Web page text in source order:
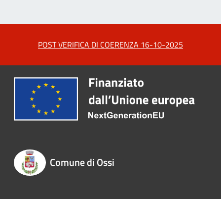
POST VERIFICA DI COERENZA 16-10-2025
Comune di Ossi